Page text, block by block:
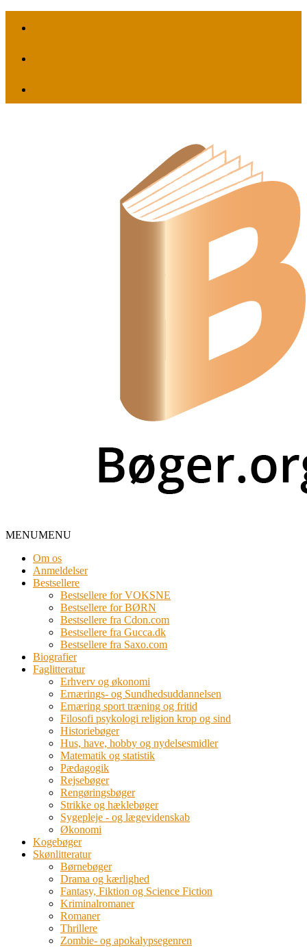
MENUMENU
Om os
Anmeldelser
Bestsellere
Bestsellere for VOKSNE
Bestsellere for BØRN
Bestsellere fra Cdon.com
Bestsellere fra Gucca.dk
Bestsellere fra Saxo.com
Biografier
Faglitteratur
Erhverv og økonomi
Ernærings- og Sundhedsuddannelsen
Ernæring sport træning og fritid
Filosofi psykologi religion krop og sind
Historiebøger
Hus, have, hobby og nydelsesmidler
Matematik og statistik
Pædagogik
Rejsebøger
Rengøringsbøger
Strikke og hæklebøger
Sygepleje - og lægevidenskab
Økonomi
Kogebøger
Skønlitteratur
Børnebøger
Drama og kærlighed
Fantasy, Fiktion og Science Fiction
Kriminalromaner
Romaner
Thrillere
Zombie- og apokalypsegenren